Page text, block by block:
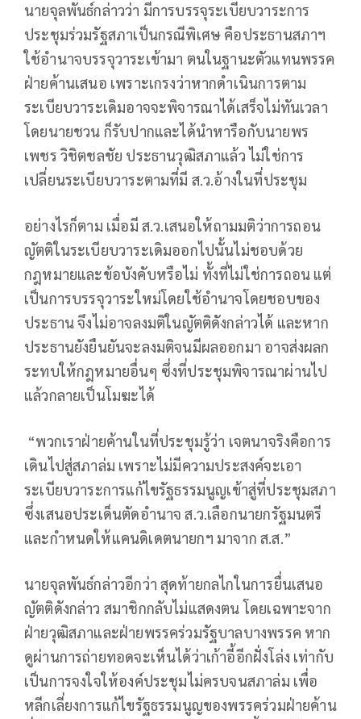
นายจุลพันธ์กล่าวว่า มีการบรรจุระเบียบวาระการ
ประชุมร่วมรัฐสภาเป็นกรณีพิเศษ คือประธานสภาฯ
ใช้อำนาจบรรจุวาระเข้ามา ตนในฐานะตัวแทนพรรค
ฝ่ายค้านเสนอ เพราะเกรงว่าหากดำเนินการตาม
ระเบียบวาระเดิมอาจจะพิจารณาได้เสร็จไม่ทันเวลา
โดยนายชวน ก็รับปากและได้นำหารือกับนายพร
เพชร วิชิตชลชัย ประธานวุฒิสภาแล้ว ไม่ใช่การ
เปลี่ยนระเบียบวาระตามที่มี ส.ว.อ้างในที่ประชุม
อย่างไรก็ตาม เมื่อมี ส.ว.เสนอให้ถามมติว่าการถอน
ญัตติในระเบียบวาระเดิมออกไปนั้นไม่ชอบด้วย
กฎหมายและข้อบังคับหรือไม่ ทั้งที่ไม่ใช่การถอน แต่
เป็นการบรรจุวาระใหม่โดยใช้อำนาจโดยชอบของ
ประธาน จึงไม่อาจลงมติในญัตติดังกล่าวได้ และหาก
ประธานยังยืนยันจะลงมติจนมีผลออกมา อาจส่งผลก
ระทบให้กฎหมายอื่นๆ ซึ่งที่ประชุมพิจารณาผ่านไป
แล้วกลายเป็นโมฆะได้
“พวกเราฝ่ายค้านในที่ประชุมรู้ว่า เจตนาจริงคือการ
เดินไปสู่สภาล่ม เพราะไม่มีความประสงค์จะเอา
ระเบียบวาระการแก้ไขรัฐธรรมนูญเข้าสู่ที่ประชุมสภา
ซึ่งเสนอประเด็นตัดอำนาจ ส.ว.เลือกนายกรัฐมนตรี
และกำหนดให้แคนดิเดตนายกฯ มาจาก ส.ส.”
นายจุลพันธ์กล่าวอีกว่า สุดท้ายกลไกในการยื่นเสนอ
ญัตติดังกล่าว สมาชิกกลับไม่แสดงตน โดยเฉพาะจาก
ฝ่ายวุฒิสภาและฝ่ายพรรคร่วมรัฐบาลบางพรรค หาก
ดูผ่านการถ่ายทอดจะเห็นได้ว่าเก้าอี้อีกฝั่งโล่ง เท่ากับ
เป็นการจงใจให้องค์ประชุมไม่ครบจนสภาล่ม เพื่อ
หลีกเลี่ยงการแก้ไขรัฐธรรมนูญของพรรคร่วมฝ่ายค้าน